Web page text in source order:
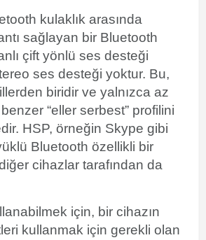
kulaklık arasında
sağlayan bir Bluetooth
çift yönlü ses desteği
ses desteği yoktur. Bu,
biridir ve yalnızca az
“eller serbest” profilini
HSP, örneğin Skype gibi
Bluetooth özellikli bir
cihazlar tarafından da
için, bir cihazın
kullanmak için gerekli olan